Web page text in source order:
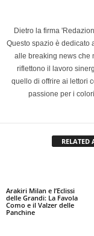
Dietro la firma
Questo spazio è dedicato
alle breaking news che
riflettono il lavoro
quello di offrire ai lettori
passione per i
RELATED
Arakiri Milan e l’Eclissi
delle Grandi: La Favola
Como e il Valzer delle
Panchine